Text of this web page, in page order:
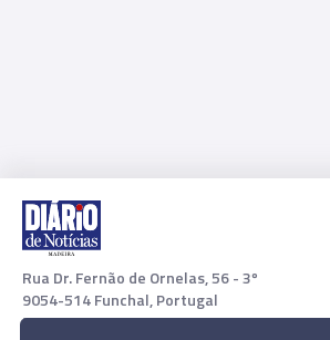
Rua Dr. Fernão de Ornelas, 56 - 3º
9054-514 Funchal, Portugal
291 202 300